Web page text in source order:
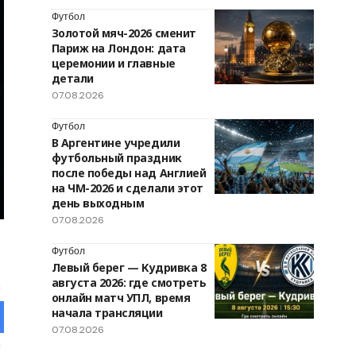
Футбол
Золотой мяч-2026 сменит
Париж на Лондон: дата
церемонии и главные
детали
07.08.2026
Футбол
В Аргентине учредили
футбольный праздник
после победы над Англией
на ЧМ-2026 и сделали этот
день выходным
07.08.2026
Футбол
Левый берег — Кудривка 8
августа 2026: где смотреть
онлайн матч УПЛ, время
начала трансляции
07.08.2026